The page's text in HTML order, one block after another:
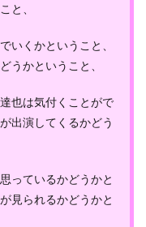
と、
いくかということ、
うかということ、
也は気付くことがで
出演してくるかどう
っているかどうかと
見られるかどうかと